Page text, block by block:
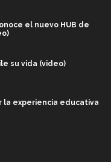
el nuevo HUB de
su vida (video)
la experiencia educativa